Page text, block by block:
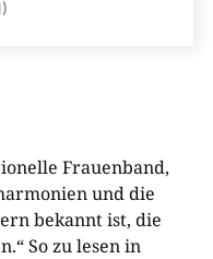
Frauenband,
und die
bekannt ist, die
So zu lesen in